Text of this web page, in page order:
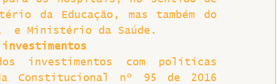
da Educação, mas também do
e Ministério da Saúde.
investimentos com políticas
Constitucional nº 95 de 2016